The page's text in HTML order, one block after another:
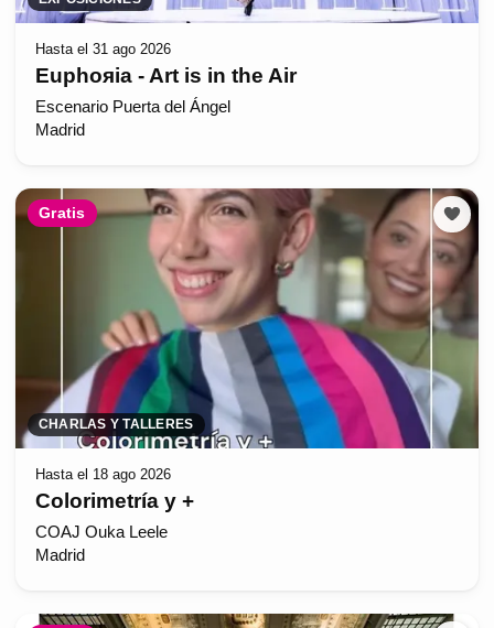
Hasta el 31 ago 2026
Euphoяia - Art is in the Air
Escenario Puerta del Ángel
Madrid
Gratis
CHARLAS Y TALLERES
Hasta el 18 ago 2026
Colorimetría y +
COAJ Ouka Leele
Madrid